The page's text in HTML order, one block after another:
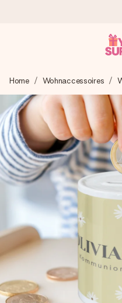
Wir bereiten dein
blitzschnell – damit du es
überreichen kannst, wenn
4,8 (basierend auf
Unsere Geschenke
4,8 bei Google Reviews
die wir versenden).
+49 39292 929695
Montag - Freitag : 8:30 -
Samstag - Sonntag :
Home Wohnaccessoires